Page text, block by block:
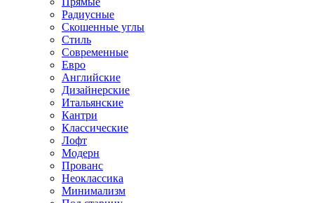
Радиусные
Скошенные углы
Стиль
Современные
Евро
Английские
Дизайнерские
Итальянские
Кантри
Классические
Лофт
Модерн
Прованс
Неоклассика
Минимализм